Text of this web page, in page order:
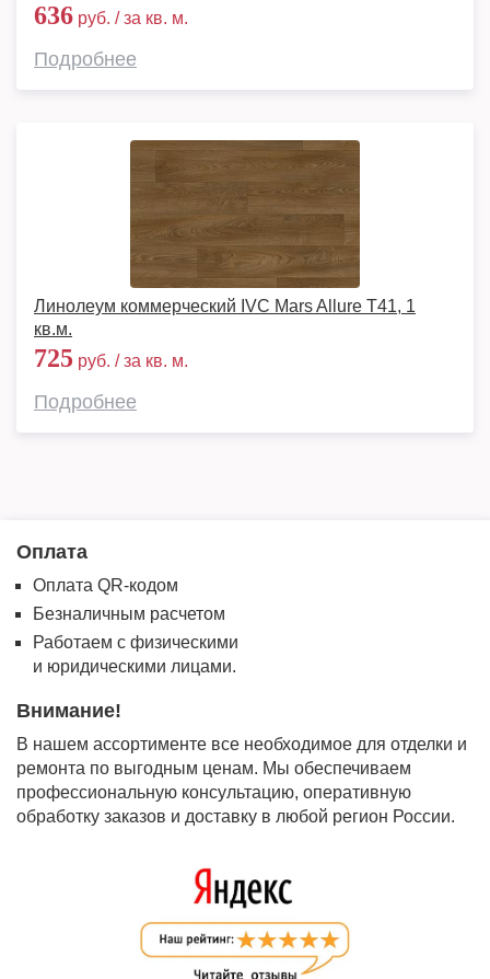
636 руб. / за кв. м.
Подробнее
Линолеум коммерческий IVC Mars Allure T41, 1
кв.м.
725 руб. / за кв. м.
Подробнее
Оплата
Оплата QR-кодом
Безналичным расчетом
Работаем с физическими
и юридическими лицами.
Внимание!
В нашем ассортименте все необходимое для отделки и
ремонта по выгодным ценам. Мы обеспечиваем
профессиональную консультацию, оперативную
обработку заказов и доставку в любой регион России.